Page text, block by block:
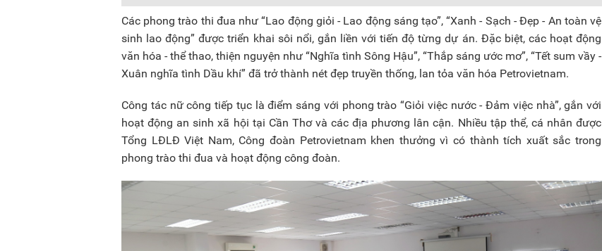
Các phong trào thi đua như “Lao động giỏi - Lao động sáng tạo”, “Xanh - Sạch - Đẹp - An toàn vệ
sinh lao động” được triển khai sôi nổi, gắn liền với tiến độ từng dự án. Đặc biệt, các hoạt động
văn hóa - thể thao, thiện nguyện như “Nghĩa tình Sông Hậu”, “Thắp sáng ước mơ”, “Tết sum vầy -
Xuân nghĩa tình Dầu khí” đã trở thành nét đẹp truyền thống, lan tỏa văn hóa Petrovietnam.
Công tác nữ công tiếp tục là điểm sáng với phong trào “Giỏi việc nước - Đảm việc nhà”, gắn với
hoạt động an sinh xã hội tại Cần Thơ và các địa phương lân cận. Nhiều tập thể, cá nhân được
Tổng LĐLĐ Việt Nam, Công đoàn Petrovietnam khen thưởng vì có thành tích xuất sắc trong
phong trào thi đua và hoạt động công đoàn.